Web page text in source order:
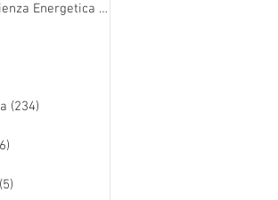
Energetica (126)
(234)
(5)